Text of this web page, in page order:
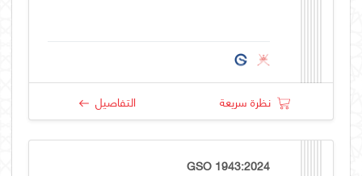
نظرة سريعة التفاصيل
GSO 1943:2024